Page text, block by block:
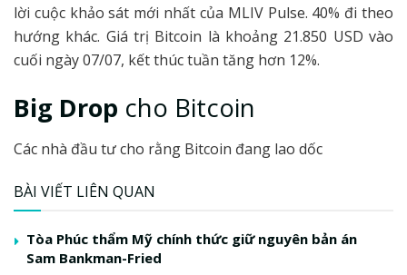
lời cuộc khảo sát mới nhất của MLIV Pulse. 40% đi theo
hướng khác. Giá trị Bitcoin là khoảng 21.850 USD vào
cuối ngày 07/07, kết thúc tuần tăng hơn 12%.
Big Drop cho Bitcoin
Các nhà đầu tư cho rằng Bitcoin đang lao dốc
BÀI VIẾT LIÊN QUAN
Tòa Phúc thẩm Mỹ chính thức giữ nguyên bản án
Sam Bankman-Fried